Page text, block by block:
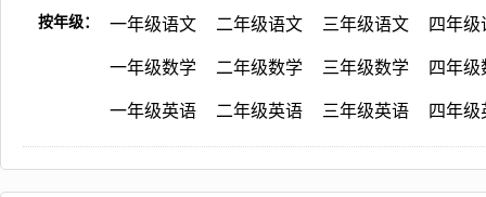
按年级： 一年级语文 二年级语文 三年级语文 四年级
一年级数学 二年级数学 三年级数学 四年级
一年级英语 二年级英语 三年级英语 四年级